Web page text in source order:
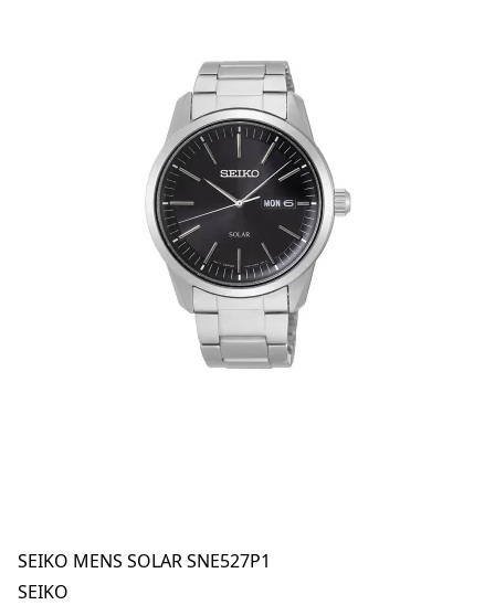
SEIKO MENS SOLAR SNE527P1
SEIKO